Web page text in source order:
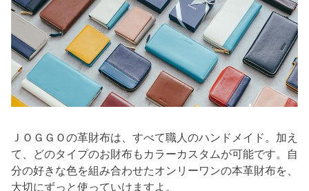
ＪＯＧＧＯの革財布は、すべて職人のハンドメイド。加え
て、どのタイプのお財布もカラーカスタムが可能です。自
分の好きな色を組み合わせたオンリーワンの本革財布を、
大切にずっと使っていけますよ。